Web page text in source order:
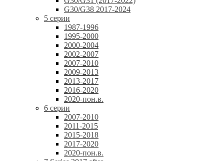
G30/G38 2017-2024
5 серии
1987-1996
1995-2000
2000-2004
2002-2007
2007-2010
2009-2013
2013-2017
2016-2020
2020-пон.в.
6 серии
2007-2010
2011-2015
2015-2018
2017-2020
2020-пон.в.